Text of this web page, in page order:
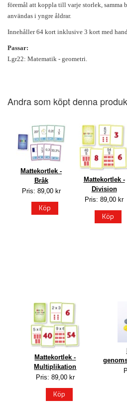
föremål att koppla till varje storlek, samma
användas i yngre åldrar.
Innehåller 64 kort inklusive 3 kort med
Passar:
Lgr22: Matematik - geometri.
Andra som köpt denna
Mattekortlek -
Bråk
Pris: 89,00 kr
Köp
Mattekortlek -
Division
Pris: 89,00 kr
Köp
Mattekortlek -
Multiplikation
Pris: 89,00 kr
Köp